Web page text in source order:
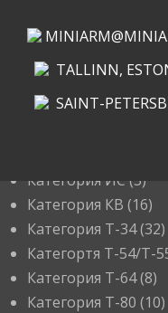
TALLINN,
SAINT-
Категория ИС (3)
Категория КВ (16)
Категория Т-34(32)
Категортя Т-54/Т-
Категория T-64(8)
Категория T-80 (10)